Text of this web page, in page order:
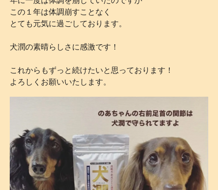
この１年は体調崩すことなく
とても元気に過ごしております。
犬潤の素晴らしさに感激です！
これからもずっと続けたいと思っております！
よろしくお願いいたします。